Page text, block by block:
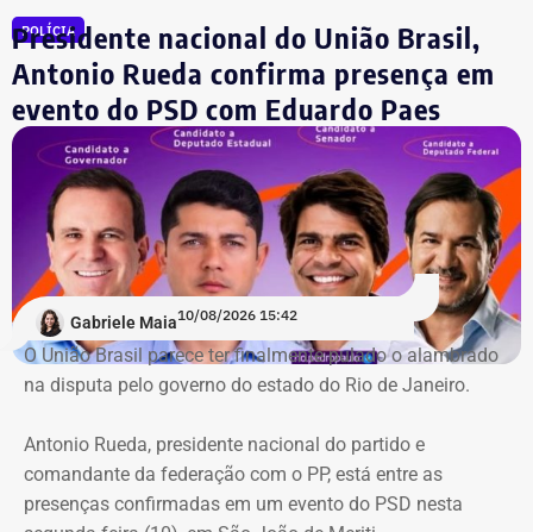
POLÍCIA
Presidente nacional do União Brasil,
Antonio Rueda confirma presença em
evento do PSD com Eduardo Paes
Gabriele Maia10/08/2026 15:42
O União Brasil parece ter finalmente pulado o alambrado
na disputa pelo governo do estado do Rio de Janeiro.
Antonio Rueda, presidente nacional do partido e
comandante da federação com o PP, está entre as
presenças confirmadas em um evento do PSD nesta